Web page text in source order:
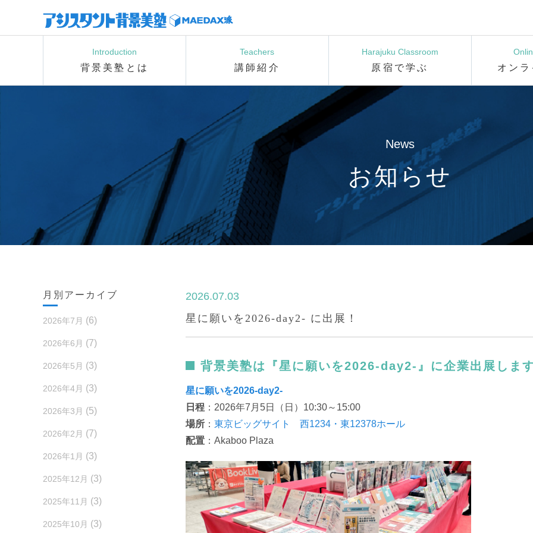
Introduction
背景美塾とは
Teachers
講師紹介
Harajuku Classroom
原宿で学ぶ オン
News
お知らせ
2026.07.03
星に願いを2026-day2- に出展！
背景美塾は『星 に願いを2026-day2-』 に企業出展しま
星に願いを2026-day2-
日程 ：2026年7月5日（日）10:30～15:00
場所 ： 東京ビッグサイト 西1234・東12378ホール
配置 ：Akaboo Plaza
月別アーカイブ
2026年7月 (6)
2026年6月 (7)
2026年5月 (3)
2026年4月 (3)
2026年3月 (5)
2026年2月 (7)
2026年1月 (3)
2025年12月 (3)
2025年11月 (3)
2025年10月 (3)